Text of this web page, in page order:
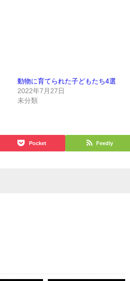
動物に育てられた子どもたち4選
2022年7月27日
未分類
Pocket Feedly